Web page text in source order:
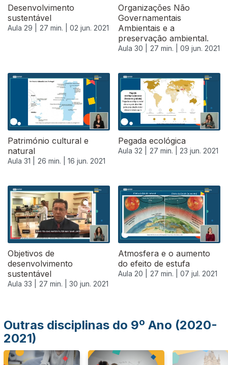
Desenvolvimento
sustentável
Aula 29 | 27 min. | 02 jun. 2021
Organizações Não
Governamentais
Ambientais e a
preservação ambiental.
Aula 30 | 27 min. | 09 jun. 2021
Património cultural e
natural
Aula 31 | 26 min. | 16 jun. 2021
Pegada ecológica
Aula 32 | 27 min. | 23 jun. 2021
Objetivos de
desenvolvimento
sustentável
Aula 33 | 27 min. | 30 jun. 2021
Atmosfera e o aumento
do efeito de estufa
Aula 20 | 27 min. | 07 jul. 2021
556061
Outras disciplinas do 9º Ano (2020-
2021)